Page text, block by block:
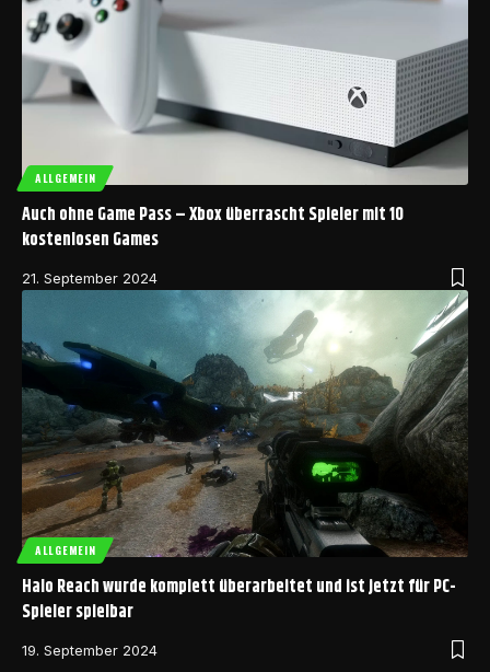
ALLGEMEIN
Auch ohne Game Pass – Xbox überrascht Spieler mit 10
kostenlosen Games
21. September 2024
ALLGEMEIN
Halo Reach wurde komplett überarbeitet und ist jetzt für PC-
Spieler spielbar
19. September 2024